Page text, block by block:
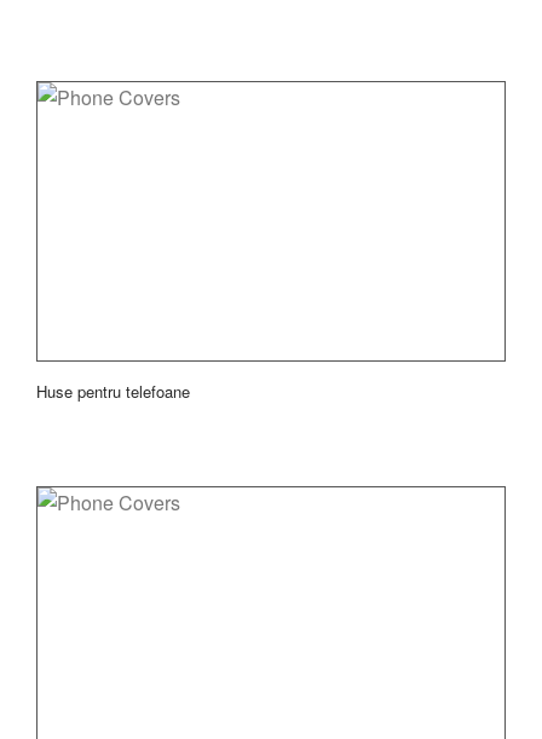
Huse pentru telefoane